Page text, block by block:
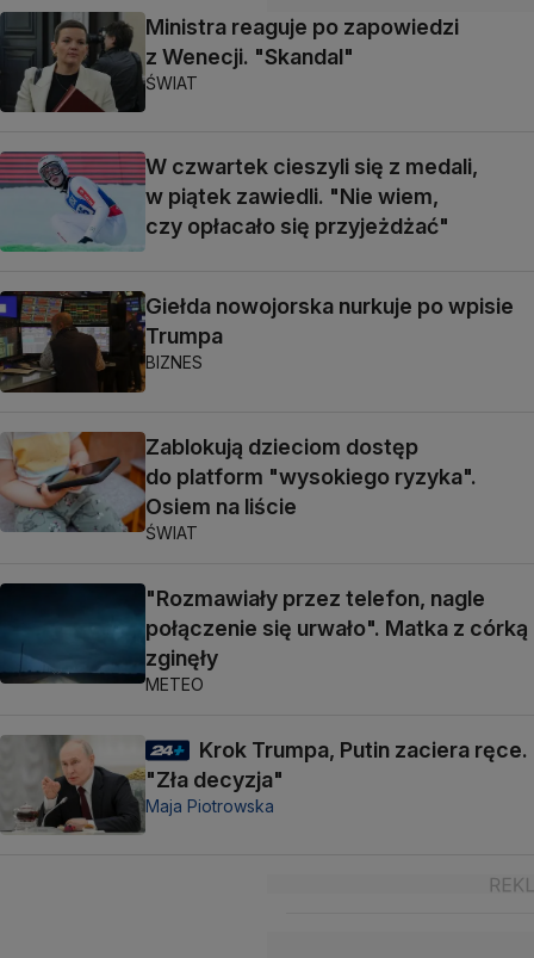
Ministra reaguje po zapowiedzi
z Wenecji. "Skandal"
ŚWIAT
W czwartek cieszyli się z medali,
w piątek zawiedli. "Nie wiem,
czy opłacało się przyjeżdżać"
Giełda nowojorska nurkuje po wpisie
Trumpa
BIZNES
Zablokują dzieciom dostęp
do platform "wysokiego ryzyka".
Osiem na liście
ŚWIAT
"Rozmawiały przez telefon, nagle
połączenie się urwało". Matka z córką
zginęły
METEO
Krok Trumpa, Putin zaciera ręce.
"Zła decyzja"
Maja Piotrowska